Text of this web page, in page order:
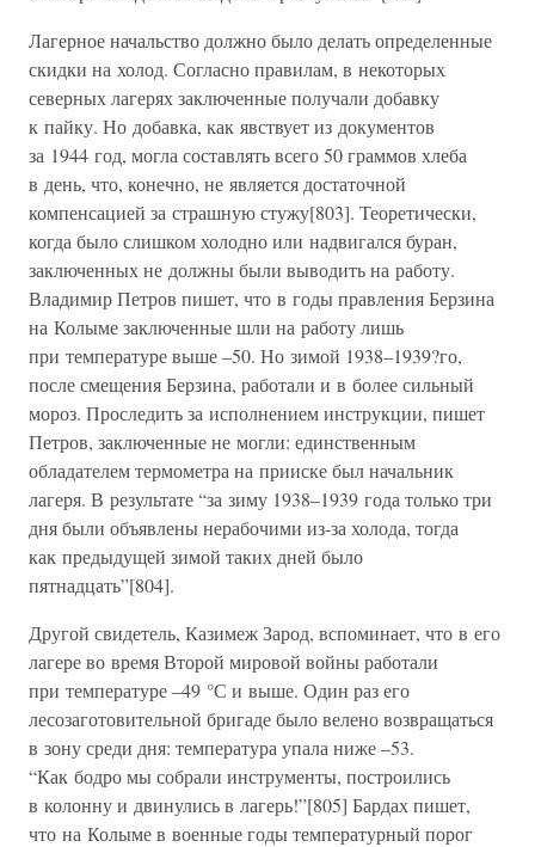
Лагерное начальство должно было делать определенные
скидки на холод. Согласно правилам, в некоторых
северных лагерях заключенные получали добавку
к пайку. Но добавка, как явствует из документов
за 1944 год, могла составлять всего 50 граммов хлеба
в день, что, конечно, не является достаточной
компенсацией за страшную стужу[803]. Теоретически,
когда было слишком холодно или надвигался буран,
заключенных не должны были выводить на работу.
Владимир Петров пишет, что в годы правления Берзина
на Колыме заключенные шли на работу лишь
при температуре выше –50. Но зимой 1938–1939?го,
после смещения Берзина, работали и в более сильный
мороз. Проследить за исполнением инструкции, пишет
Петров, заключенные не могли: единственным
обладателем термометра на прииске был начальник
лагеря. В результате “за зиму 1938–1939 года только три
дня были объявлены нерабочими из-за холода, тогда
как предыдущей зимой таких дней было
пятнадцать”[804].
Другой свидетель, Казимеж Зарод, вспоминает, что в его
лагере во время Второй мировой войны работали
при температуре –49 °С и выше. Один раз его
лесозаготовительной бригаде было велено возвращаться
в зону среди дня: температура упала ниже –53.
“Как бодро мы собрали инструменты, построились
в колонну и двинулись в лагерь!”[805] Бардах пишет,
что на Колыме в военные годы температурный порог